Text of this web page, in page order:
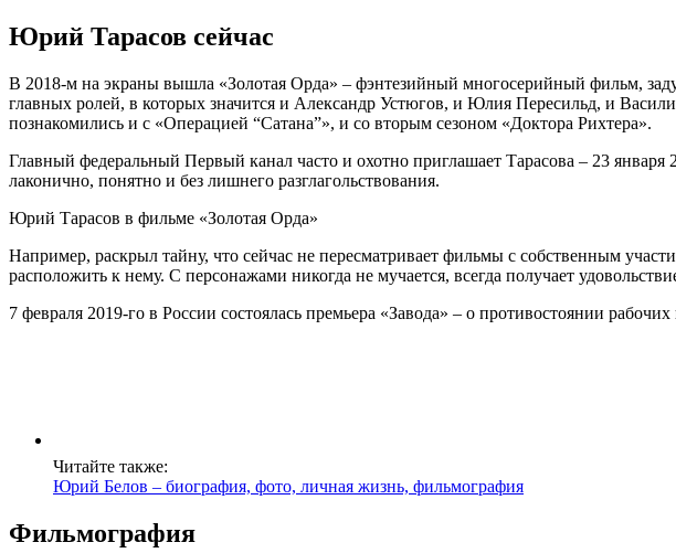
Юрий Тарасов сейчас
В 2018-м на экраны вышла «Золотая Орда» – фэнтезийный многосерийный фильм,
главных ролей, в которых значится и Александр Устюгов, и Юлия Пересильд, и
познакомились и с «Операцией “Сатана”», и со вторым сезоном «Доктора Рихтера».
Главный федеральный Первый канал часто и охотно приглашает Тарасова – 23
лаконично, понятно и без лишнего разглагольствования.
Юрий Тарасов в фильме «Золотая Орда»
Например, раскрыл тайну, что сейчас не пересматривает фильмы с собственным
расположить к нему. С персонажами никогда не мучается, всегда получает
7 февраля 2019-го в России состоялась премьера «Завода» – о противостоянии
Читайте также:
Юрий Белов – биография, фото, личная жизнь, фильмография
Фильмография